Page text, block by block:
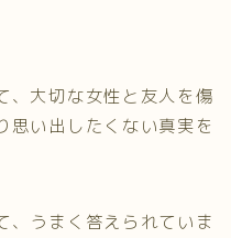
、大切な女性と友人を傷
思い出したくない真実を
、うまく答えられていま